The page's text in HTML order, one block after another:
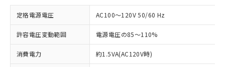
定格電源電圧 AC100～120V 50/60 Hz
許容電圧変動範囲 電源電圧の85～110%
消費電力 約1.5VA(AC120V時)